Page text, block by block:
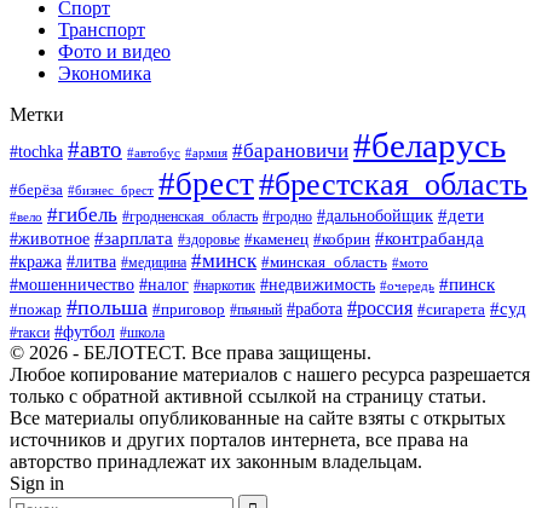
Спорт
Транспорт
Фото и видео
Экономика
Метки
#tochka #авто #автобус #армия #барановичи #беларусь
#берёза #бизнес_брест #брест#брестская_область
#вело #гибель #гродненская_область #гродно #дальнобойщик #дети
#животное #зарплата #здоровье #каменец #кобрин #контрабанда
#кража #литва #медицина #минск #минская_область #мото
#мошенничество #налог #наркотик #недвижимость #очередь #пинск
#пожар #польша #приговор #пьяный #работа #россия #сигарета #суд
#такси #футбол #школа
© 2026 - БЕЛОТЕСТ. Все права защищены.
Любое копирование материалов с нашего ресурса разрешается
только с обратной активной ссылкой на страницу статьи.
Все материалы опубликованные на сайте взяты с открытых
источников и других порталов интернета, все права на
авторство принадлежат их законным владельцам.
Sign in